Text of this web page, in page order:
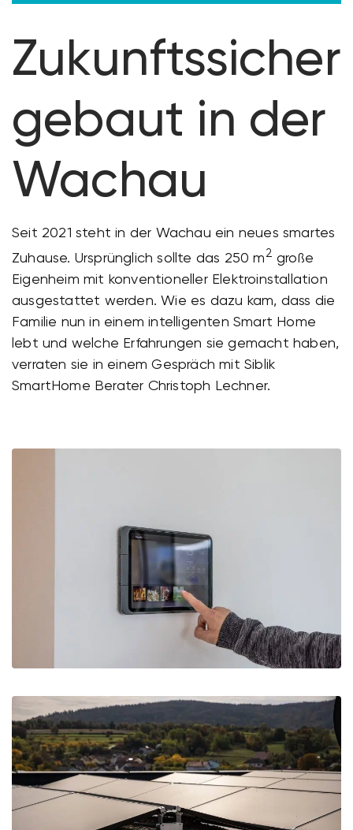
Zukunftssicher
gebaut in der
Wachau
Seit 2021 steht in der Wachau ein neues smartes
Zuhause. Ursprünglich sollte das 250 m2 große
Eigenheim mit konventioneller Elektroinstallation
ausgestattet werden. Wie es dazu kam, dass die
Familie nun in einem intelligenten Smart Home
lebt und welche Erfahrungen sie gemacht haben,
verraten sie in einem Gespräch mit Siblik
SmartHome Berater Christoph Lechner.